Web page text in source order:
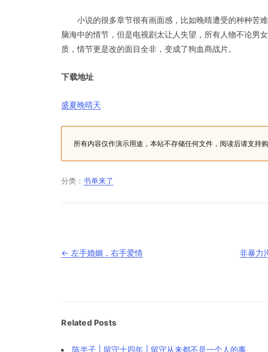
小说的很多章节很有画面感，比如晚晴遭受的种种苦
脑海中的情节，但是电视剧太让人失望，所有人物不论男
质，情节更是改的面目全非，变成了狗血商战片。
下载地址
盛夏晚晴天
所有内容仅作演示用途，本站不存储任何文件，阅读后请支持购
分类：书单来了
文
章
← 左手婚姻，右手爱情 非暴力
Related Posts
陈半子 | 留守十四年 | 留守从来都不是一个人的事